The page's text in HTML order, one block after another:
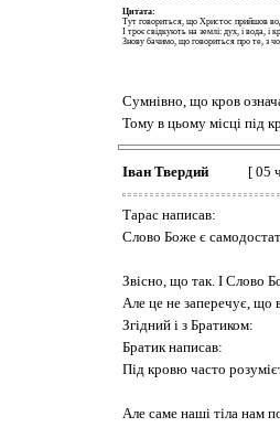
Цитата:
Тут говориться, що Христос прийшов
І троє свідкують на землі: дух, і вода, і
Знову бачимо, що говориться про те, з
Сумнівно, що кров
Тому в цьому місці під
Іван Твердий [ 05
Тарас написав:
Слово Боже є
Звісно, що так. І Слово
Але це не заперечує, що
Згідний і з Братиком:
Братик написав:
Під кровю часто
Але саме наші тіла нам